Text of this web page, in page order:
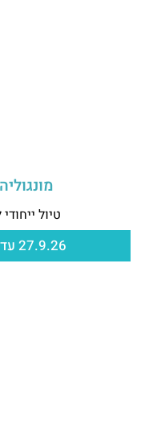
טיול
27.9.26 עד 7.10.26 מקום אחרון